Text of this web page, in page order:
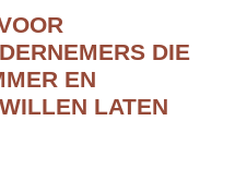
DIE
EN
LATEN